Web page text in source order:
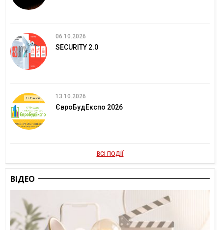
06.10.2026
SECURITY 2.0
13.10.2026
ЄвроБудЕкспо 2026
ВСІ ПОДІЇ
ВІДЕО